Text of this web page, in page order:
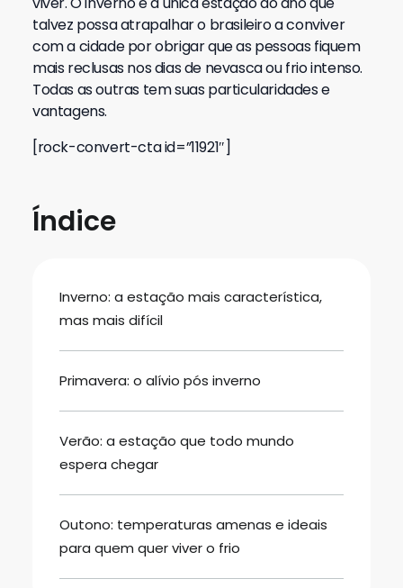
talvez possa atrapalhar o brasileiro a conviver
com a cidade por obrigar que as pessoas fiquem
mais reclusas nos dias de nevasca ou frio intenso.
Todas as outras tem suas particularidades e
vantagens.
[rock-convert-cta id=”11921″]
Índice
Inverno: a estação mais característica,
mas mais difícil
Primavera: o alívio pós inverno
Verão: a estação que todo mundo
espera chegar
Outono: temperaturas amenas e ideais
para quem quer viver o frio